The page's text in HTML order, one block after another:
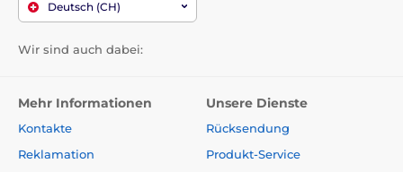
Deutsch (CH)
Wir sind auch dabei:
Mehr Informationen
Kontakte
Reklamation
Unsere Dienste
Rücksendung
Produkt-Service